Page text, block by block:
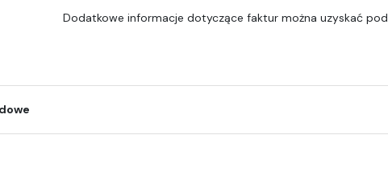
Dodatkowe informacje dotyczące faktur można uzyskać pod